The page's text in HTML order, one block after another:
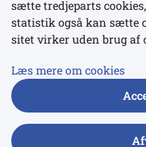
Udgivelser
sætte tredjeparts
statistik også kan sætte
sitet virker uden brug af
Læs mere om cookies